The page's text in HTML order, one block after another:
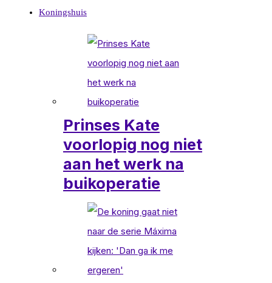
Koningshuis
Prinses Kate
voorlopig nog niet
aan het werk na
buikoperatie